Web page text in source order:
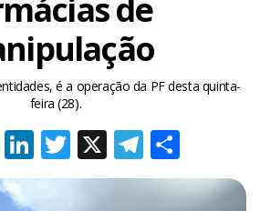
de
é a operação da PF desta quinta-
feira (28).
WhatsApp
LinkedIn
Twitter
X